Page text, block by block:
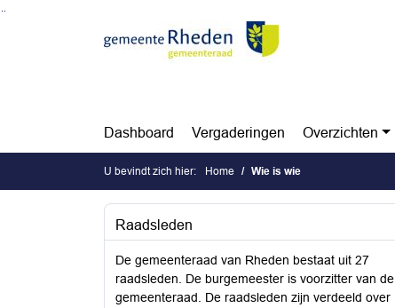
Dashboard Vergaderingen Overzichten
U bevindt zich hier: Home Wie is wie
Raadsleden
De gemeenteraad van Rheden bestaat uit 27
raadsleden. De burgemeester is voorzitter van de
gemeenteraad. De raadsleden zijn verdeeld over